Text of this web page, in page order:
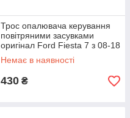
Трос опалювача керування
повітряними засувками
оригінал Ford Fiesta 7 з 08-18
Немає в наявності
430 ₴